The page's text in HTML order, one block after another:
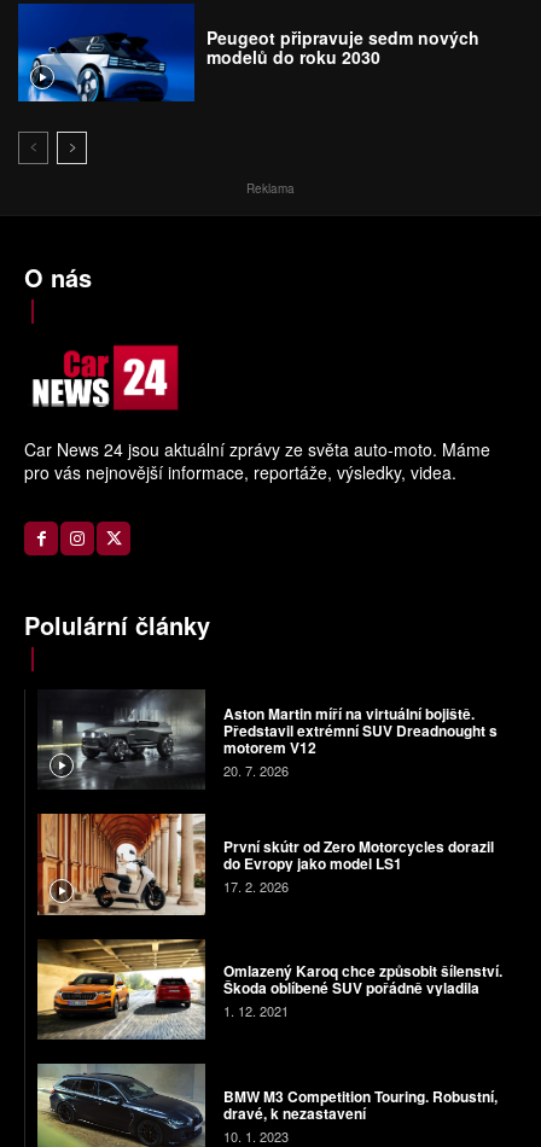
Peugeot připravuje sedm nových
modelů do roku 2030
Reklama
O nás
Car News 24 jsou aktuální zprávy ze světa auto-moto. Máme
pro vás nejnovější informace, reportáže, výsledky, videa.
Polulární články
Aston Martin míří na virtuální bojiště.
Představil extrémní SUV Dreadnought s
motorem V12
20. 7. 2026
První skútr od Zero Motorcycles dorazil
do Evropy jako model LS1
17. 2. 2026
Omlazený Karoq chce způsobit šílenství.
Škoda oblíbené SUV pořádně vyladila
1. 12. 2021
BMW M3 Competition Touring. Robustní,
dravé, k nezastavení
10. 1. 2023